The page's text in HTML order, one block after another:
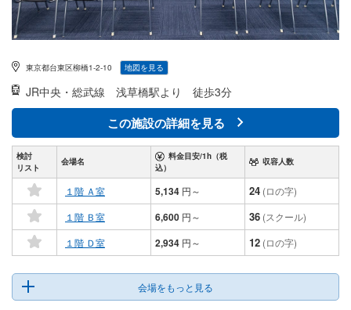
東京都台東区柳橋1-2-10 地図を見る
JR中央・総武線 浅草橋駅より 徒歩3分
この施設の詳細を見る
検討
リスト
会場名
料金目安/1h（税
込）
収容人数
１階 Ａ室 5,134 円～ 24 (ロの字)
１階 Ｂ室
6,600 円～ 36 (スクール)
１階 Ｄ室
2,934 円～ 12 (ロの字)
会場をもっと見る